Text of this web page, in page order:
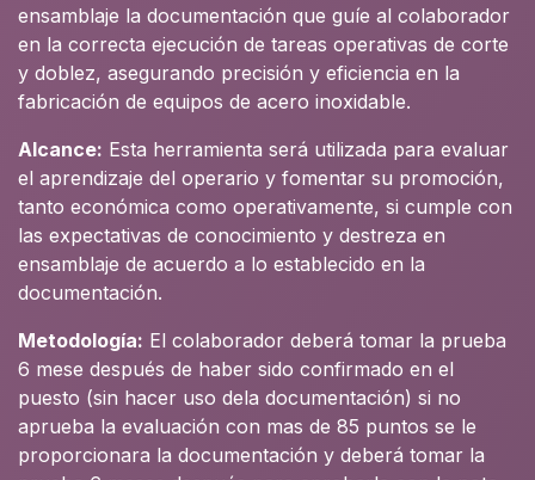
ensamblaje la documentación que guíe al colaborador
en la correcta ejecución de tareas operativas de corte
y doblez, asegurando precisión y eficiencia en la
fabricación de equipos de acero inoxidable.
Alcance: Esta herramienta será utilizada para evaluar
el aprendizaje del operario y fomentar su promoción,
tanto económica como operativamente, si cumple con
las expectativas de conocimiento y destreza en
ensamblaje de acuerdo a lo establecido en la
documentación.
Metodología: El colaborador deberá tomar la prueba
6 mese después de haber sido confirmado en el
puesto (sin hacer uso dela documentación) si no
aprueba la evaluación con mas de 85 puntos se le
proporcionara la documentación y deberá tomar la